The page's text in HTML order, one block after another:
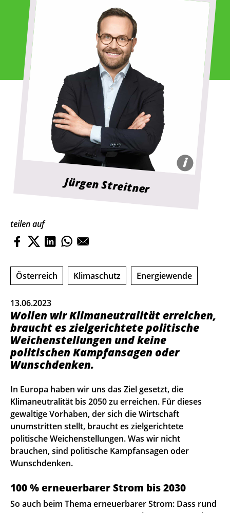
i
WKÖ
Jürgen Streitner
teilen auf
Österreich Klimaschutz Energiewende
13.06.2023
Wollen wir Klimaneutralität erreichen,
braucht es zielgerichtete politische
Weichenstellungen und keine
politischen Kampfansagen oder
Wunschdenken.
In Europa haben wir uns das Ziel gesetzt, die
Klimaneutralität bis 2050 zu erreichen. Für dieses
gewaltige Vorhaben, der sich die Wirtschaft
unumstritten stellt, braucht es zielgerichtete
politische Weichenstellungen. Was wir nicht
brauchen, sind politische Kampfansagen oder
Wunschdenken.
100 % erneuerbarer Strom bis 2030
So auch beim Thema erneuerbarer Strom: Dass rund